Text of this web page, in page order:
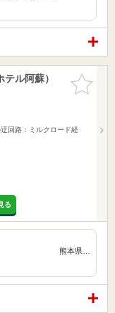
お気に入
りに追加
ル阿蘇）
回路：ミルクロード経
る
付きホテル
…